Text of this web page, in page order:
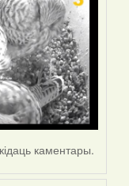
каментары.